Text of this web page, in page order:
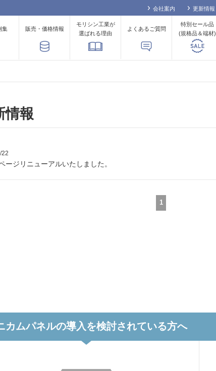
会社案内 更新情報
集 販売・価格情報
モリシン工業が
選ばれる理由
よくあるご質問
特別セール品
(規格品＆端材)
情報
22
ージリニューアルいたしました。
1
カムパネルの導入を検討されている方へ